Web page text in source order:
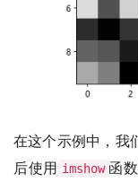
在这个示例中，我
后使用 imshow 函